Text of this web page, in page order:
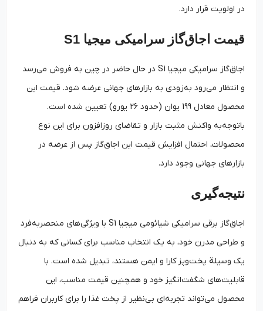
در اولویت قرار دارد.
قیمت اجاق‌گاز سرامیکی میجیا S1
اجاق‌گاز سرامیکی میجیا S1 در حال حاضر در چین به فروش می‌رسد
و انتظار می‌رود به‌زودی به بازارهای جهانی عرضه شود. قیمت این
محصول معادل 199 یوان (حدود 26 یورو) تعیین شده است.
باتوجه‌به واکنش مثبت بازار و تقاضای روزافزون برای این نوع
محصولات، احتمال افزایش قیمت این اجاق‌گاز پس از عرضه در
بازارهای جهانی وجود دارد.
نتیجه‌گیری
اجاق‌گاز برقی سرامیکی شیائومی میجیا S1 با ویژگی‌های منحصربه‌فرد
و طراحی مدرن خود، به یک انتخاب مناسب برای کسانی که به دنبال
یک وسیلة پخت‌وپز کارا و ایمن هستند، تبدیل شده است. با
قابلیت‌های شگفت‌‌انگیز خود و همچنین قیمت مناسب، این
محصول می‌تواند تجربه‌ای بی‌نظیر از پخت غذا را برای کاربران فراهم